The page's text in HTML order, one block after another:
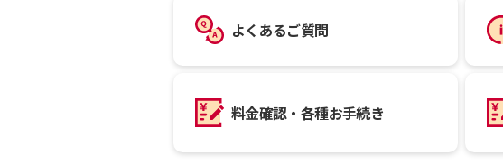
よくあるご質問
料金確認・各種お手続き